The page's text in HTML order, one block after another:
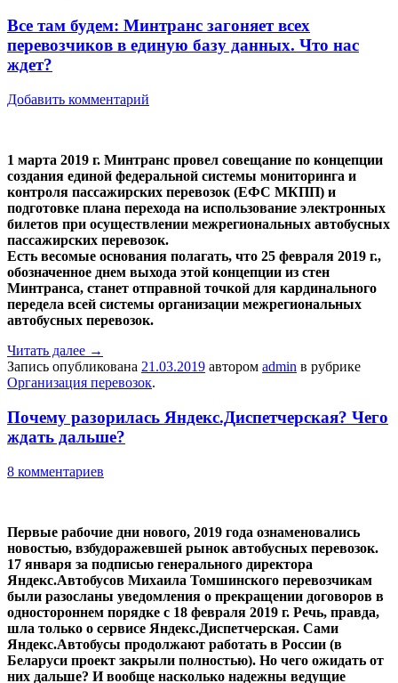
Все там будем: Минтранс загоняет всех
перевозчиков в единую базу данных. Что нас
ждет?
Добавить комментарий
1 марта 2019 г. Минтранс провел совещание по концепции
создания единой федеральной системы мониторинга и
контроля пассажирских перевозок (ЕФС МКПП) и
подготовке плана перехода на использование электронных
билетов при осуществлении межрегиональных автобусных
пассажирских перевозок.
Есть весомые основания полагать, что 25 февраля 2019 г.,
обозначенное днем выхода этой концепции из стен
Минтранса, станет отправной точкой для кардинального
передела всей системы организации межрегиональных
автобусных перевозок.
Читать далее →
Запись опубликована 21.03.2019 автором admin в рубрике
Организация перевозок.
Почему разорилась Яндекс.Диспетчерская? Чего
ждать дальше?
8 комментариев
Первые рабочие дни нового, 2019 года ознаменовались
новостью, взбудоражевшей рынок автобусных перевозок.
17 января за подписью генерального директора
Яндекс.Автобусов Михаила Томшинского перевозчикам
были разосланы уведомления о прекращении договоров в
одностороннем порядке с 18 февраля 2019 г. Речь, правда,
шла только о сервисе Яндекс.Диспетчерская. Сами
Яндекс.Автобусы продолжают работать в России (в
Беларуси проект закрыли полностью). Но чего ожидать от
них дальше? И вообще насколько надежны ведущие